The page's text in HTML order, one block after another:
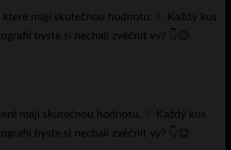
mají skutečnou hodnotu. ✨ Každý kus
byste si nechali zvěčnit vy? 👇😊